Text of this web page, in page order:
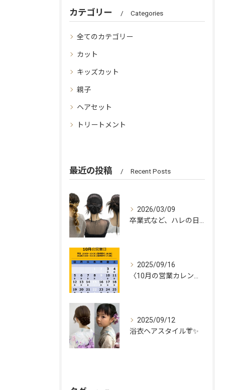
カテゴリー Categories
全てのカテゴリー
カット
キッズカット
親子
ヘアセット
トリートメント
最近の投稿 Recent Posts
2026/03/09
2025/09/16
2025/09/12
浴衣ヘアスタイル👘✨